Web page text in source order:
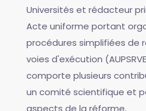
Universités et rédacteur
Acte uniforme portant
procédures simplifiées de
voies d'exécution
comporte plusieurs
un comité scientifique et
aspects de la réforme.